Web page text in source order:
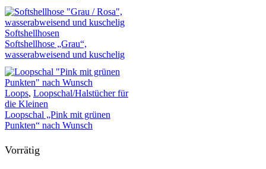
Softshellhosen
Softshellhose „Grau“,
wasserabweisend und kuschelig
Loops, Loopschal/Halstücher für
die Kleinen
Loopschal „Pink mit grünen
Punkten“ nach Wunsch
Vorrätig